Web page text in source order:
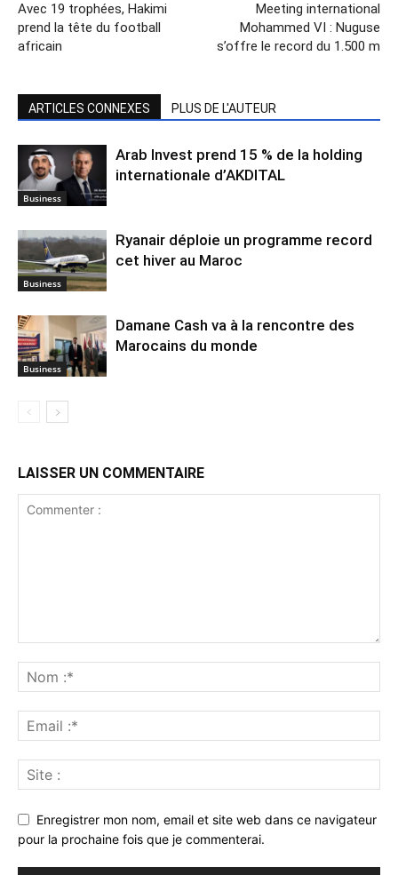
Avec 19 trophées, Hakimi
prend la tête du football
africain
Meeting international
Mohammed VI : Nuguse
s’offre le record du 1.500 m
ARTICLES CONNEXES PLUS DE L'AUTEUR
Business
Arab Invest prend 15 % de la holding
internationale d’AKDITAL
Business
Ryanair déploie un programme record
cet hiver au Maroc
Business
Damane Cash va à la rencontre des
Marocains du monde
LAISSER UN COMMENTAIRE
Enregistrer mon nom, email et site web dans ce navigateur
pour la prochaine fois que je commenterai.